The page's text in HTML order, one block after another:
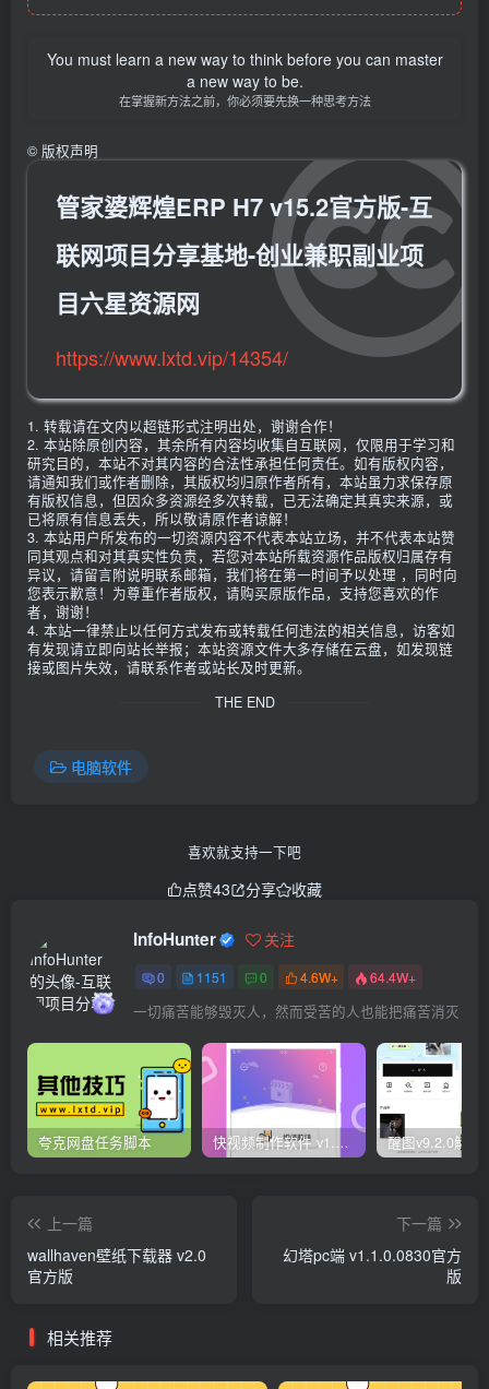
You must learn a new way to think before you can master
a new way to be.
在掌握新方法之前，你必须要先换一种思考方法
© 版权声明
管家婆辉煌ERP H7 v15.2官方版-互
联网项目分享基地-创业兼职副业项
目六星资源网
https://www.lxtd.vip/14354/
1. 转载请在文内以超链形式注明出处，谢谢合作！
2. 本站除原创内容，其余所有内容均收集自互联网，仅限用于学习和
研究目的，本站不对其内容的合法性承担任何责任。如有版权内容，
请通知我们或作者删除，其版权均归原作者所有，本站虽力求保存原
有版权信息，但因众多资源经多次转载，已无法确定其真实来源，或
已将原有信息丢失，所以敬请原作者谅解！
3. 本站用户所发布的一切资源内容不代表本站立场，并不代表本站赞
同其观点和对其真实性负责，若您对本站所载资源作品版权归属存有
异议，请留言附说明联系邮箱，我们将在第一时间予以处理 ，同时向
您表示歉意！为尊重作者版权，请购买原版作品，支持您喜欢的作
者，谢谢！
4. 本站一律禁止以任何方式发布或转载任何违法的相关信息，访客如
有发现请立即向站长举报；本站资源文件大多存储在云盘，如发现链
接或图片失效，请联系作者或站长及时更新。
THE END
电脑软件
喜欢就支持一下吧
点赞43 分享 收藏
InfoHunter 关注
0 1151 0 4.6W+ 64.4W+
一切痛苦能够毁灭人，然而受苦的人也能把痛苦消灭
夸克网盘任务脚本 快视频制作软件 v1.1.1安卓版
上一篇
wallhaven壁纸下载器 v2.0
官方版
下一篇
幻塔pc端 v1.1.0.0830官方
版
相关推荐